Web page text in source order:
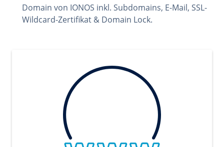
Domain von IONOS inkl. Subdomains, E-Mail, SSL-
Wildcard-Zertifikat & Domain Lock.